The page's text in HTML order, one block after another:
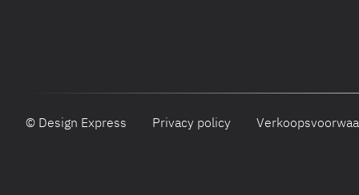
© Design Express Privacy policy